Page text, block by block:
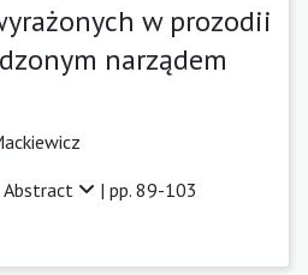
w prozodii
narządem
Abstract | pp. 89-103